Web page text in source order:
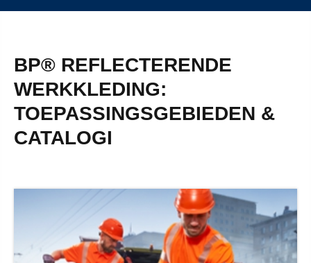
BP® REFLECTERENDE
WERKKLEDING:
TOEPASSINGSGEBIEDEN &
CATALOGI